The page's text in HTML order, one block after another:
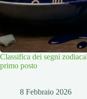
Classifica dei segni
primo posto
8 Febbraio 2026